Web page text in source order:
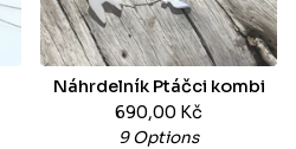
Náhrdelník Ptáčci kombi
690,00 Kč
9 Options